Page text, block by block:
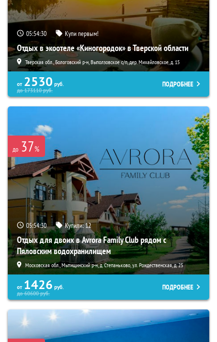
05:54:29 Купи первым!
Отдых в экоотеле «Киногородок» в Тверской области
Тверская обл., Бологовский р-н, Выползовское с/п, дер. Михайловское, д. 15
от 2530 руб.
до173110руб.
ПОДРОБНЕЕ
до 37%
05:54:29 Купили:12
Отдых для двоих в Avrora Family Club рядом с
Пяловским водохранилищем
Московская обл., Мытищинский р-н, д. Степаньково, ул. Рождественская, д. 25
от 1426 руб.
до60600руб.
ПОДРОБНЕЕ